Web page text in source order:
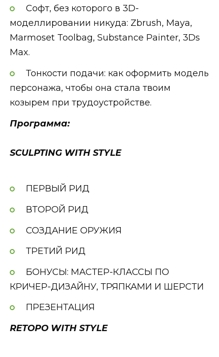
Софт, без которого в 3D-
моделлировании никуда: Zbrush, Maya,
Marmoset Toolbag, Substance Painter, 3Ds
Max.
Тонкости подачи: как оформить модель
персонажа, чтобы она стала твоим
козырем при трудоустройстве.
Программа:
SCULPTING WITH STYLE
ПЕРВЫЙ РИД
ВТОРОЙ РИД
СОЗДАНИЕ ОРУЖИЯ
ТРЕТИЙ РИД
БОНУСЫ: МАСТЕР-КЛАССЫ ПО
КРИЧЕР-ДИЗАЙНУ, ТРЯПКАМИ И ШЕРСТИ
ПРЕЗЕНТАЦИЯ
RETOPO WITH STYLE